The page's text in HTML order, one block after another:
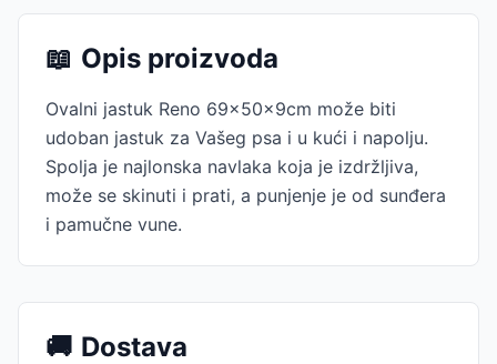
📖 Opis proizvoda
Ovalni jastuk Reno 69x50x9cm može biti
udoban jastuk za Vašeg psa i u kući i napolju.
Spolja je najlonska navlaka koja je izdržljiva,
može se skinuti i prati, a punjenje je od sunđera
i pamučne vune.
🚚 Dostava